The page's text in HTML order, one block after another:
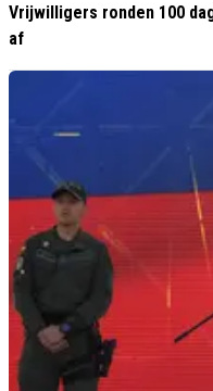
Vrijwilligers ronden 100
af